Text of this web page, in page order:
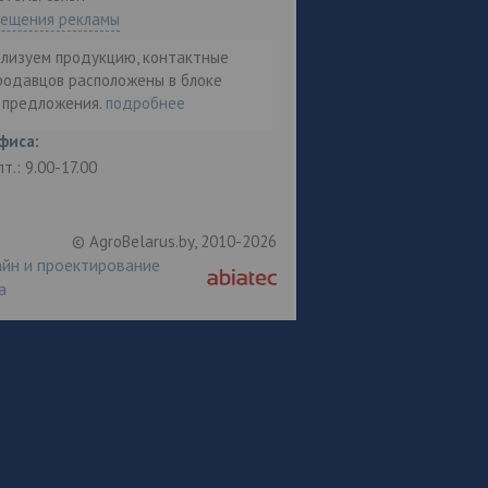
рекламы
продукцию, контактные
расположены в блоке
подробнее
9.00-17.00
© AgroBelarus.by, 2010-2026
и проектирование